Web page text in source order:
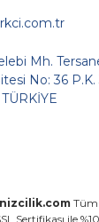
Mh.
No: 36
Tüm
Sertifikası ile